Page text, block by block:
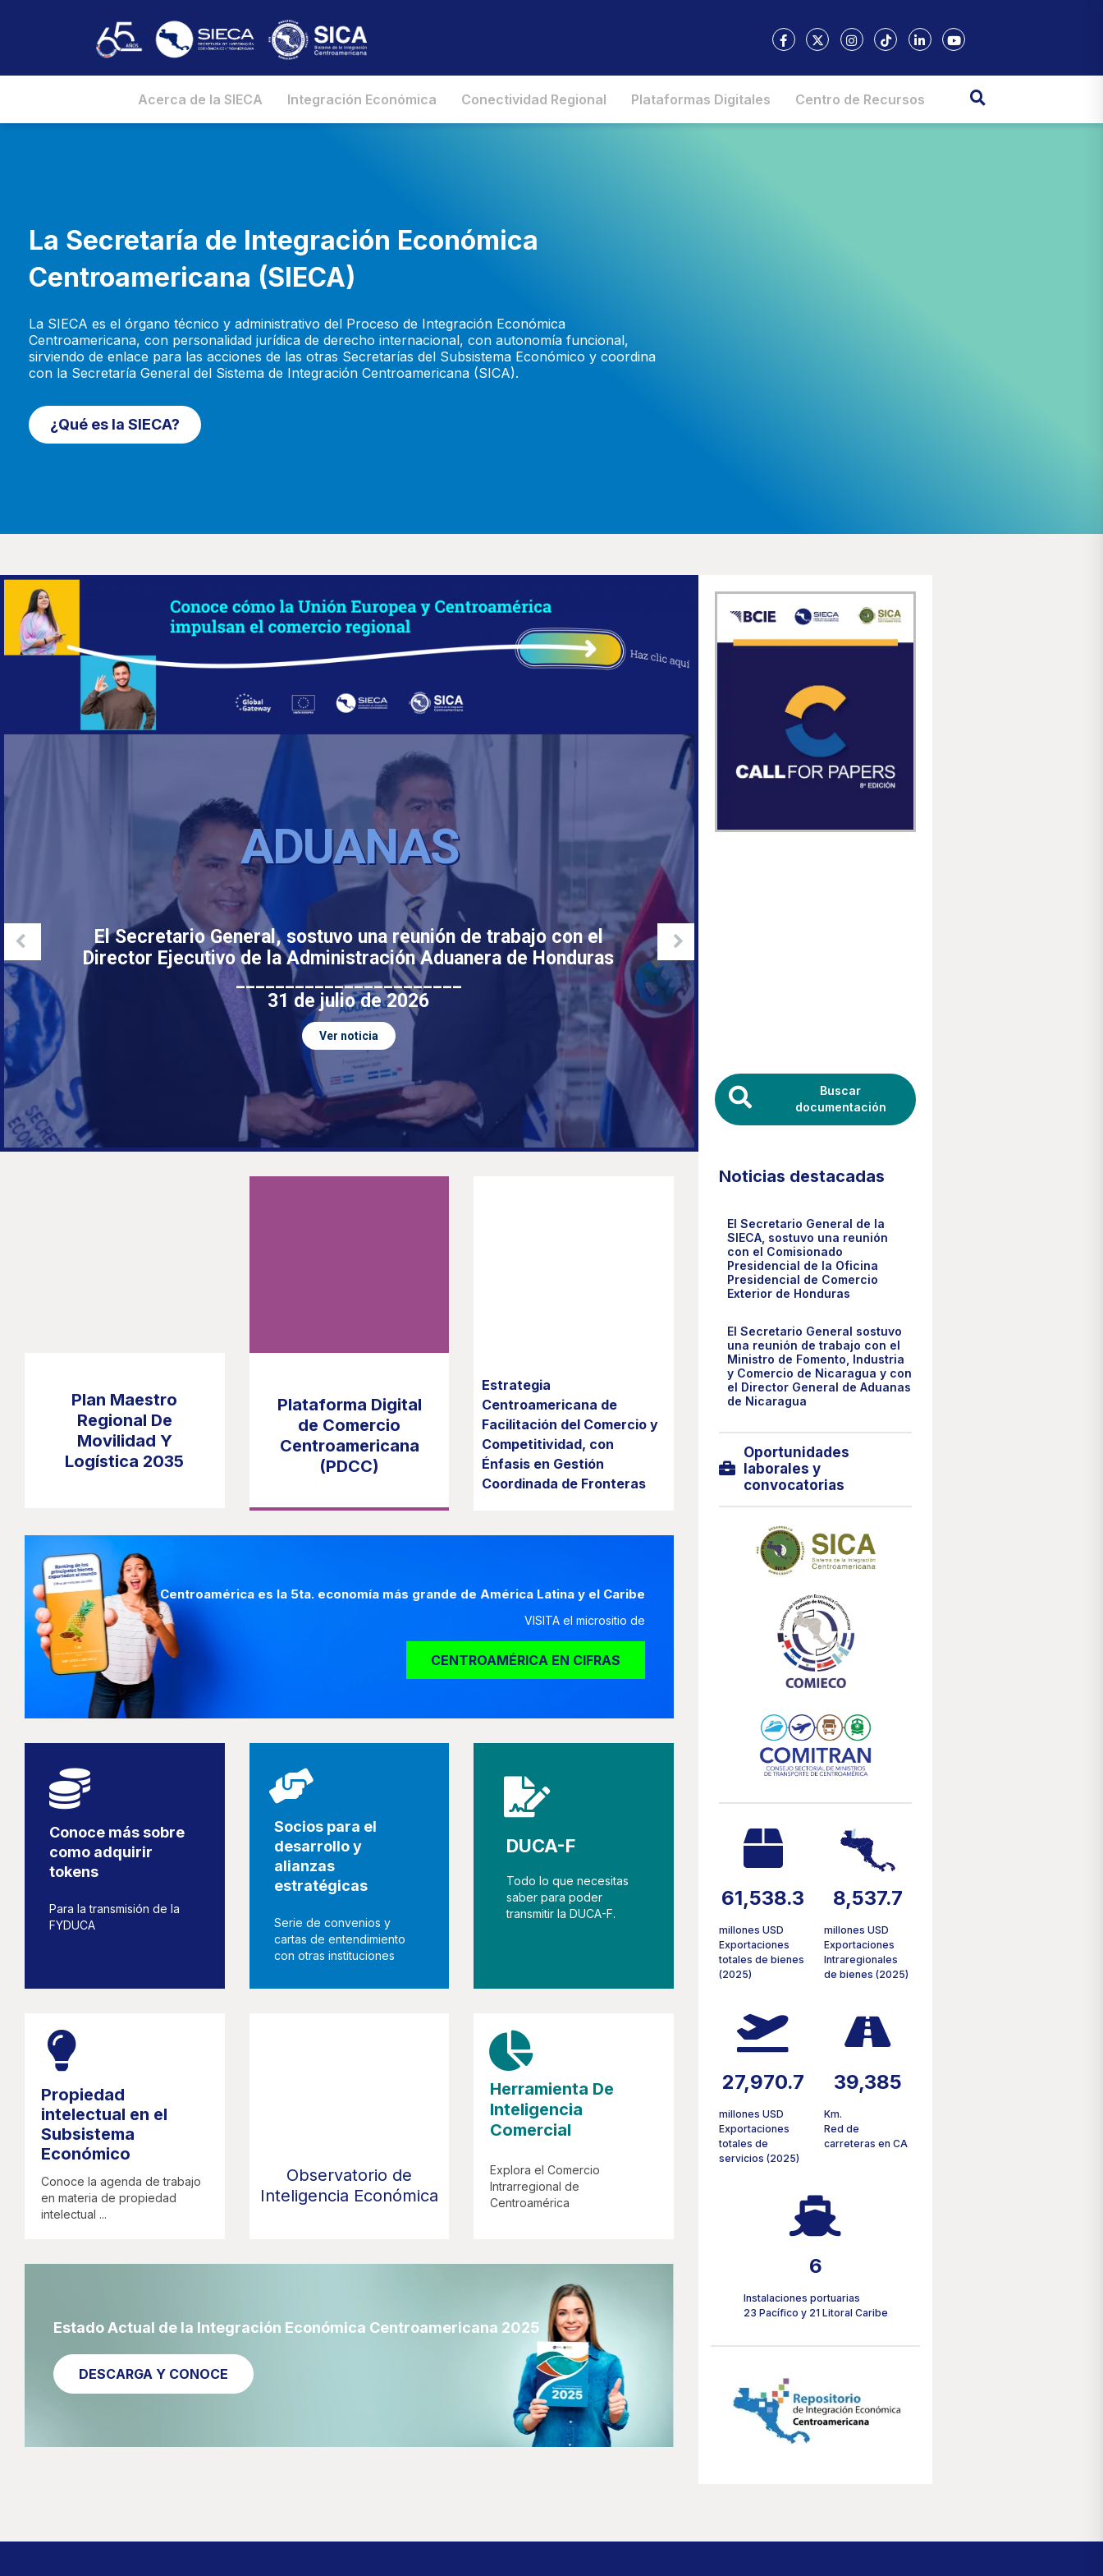
Acerca de la SIECA Integración Económica Conectividad Regional Plataformas Digitales Centro de Recursos
La Secretaría de Integración Económica
Centroamericana (SIECA)
La SIECA es el órgano técnico y administrativo del Proceso de Integración Económica
Centroamericana, con personalidad jurídica de derecho internacional, con autonomía funcional,
sirviendo de enlace para las acciones de las otras Secretarías del Subsistema Económico y coordina
con la Secretaría General del Sistema de Integración Centroamericana (SICA).
¿Qué es la SIECA?
ADUANAS
El Secretario General, sostuvo una reunión de trabajo con el
Director Ejecutivo de la Administración Aduanera de Honduras
_______________________
31 de julio de 2026
Ver noticia
Buscar
documentación
Plan Maestro
Regional De
Movilidad Y
Logística 2035
Plataforma Digital
de Comercio
Centroamericana
(PDCC)
Estrategia
Centroamericana de
Facilitación del Comercio y
Competitividad, con
Énfasis en Gestión
Coordinada de Fronteras
Centroamérica es la 5ta. economía más grande de América Latina y el Caribe
VISITA el micrositio de
CENTROAMÉRICA EN CIFRAS
Conoce más sobre
como adquirir
tokens
Para la transmisión de la
FYDUCA
Socios para el
desarrollo y
alianzas
estratégicas
Serie de convenios y
cartas de entendimiento
con otras instituciones
DUCA-F
Todo lo que necesitas
saber para poder
transmitir la DUCA-F.
Propiedad
intelectual en el
Subsistema
Económico
Conoce la agenda de trabajo
en materia de propiedad
intelectual ...
Observatorio de
Inteligencia Económica
Herramienta De
Inteligencia
Comercial
Explora el Comercio
Intrarregional de
Centroamérica
Estado Actual de la Integración Económica Centroamericana 2025
DESCARGA Y CONOCE
Noticias destacadas
El Secretario General de la
SIECA, sostuvo una reunión
con el Comisionado
Presidencial de la Oficina
Presidencial de Comercio
Exterior de Honduras
El Secretario General sostuvo
una reunión de trabajo con el
Ministro de Fomento, Industria
y Comercio de Nicaragua y con
el Director General de Aduanas
de Nicaragua
Oportunidades
laborales y
convocatorias
millones USD
Exportaciones
totales de bienes
(2025)
61,538.3
millones USD
Exportaciones
Intraregionales
de bienes (2025)
14,055.5
millones USD
Exportaciones
totales de
servicios (2025)
46,088.1
Km.
Red de
carreteras en CA
76,221
Instalaciones portuarias
23 Pacífico y 21 Litoral Caribe
14